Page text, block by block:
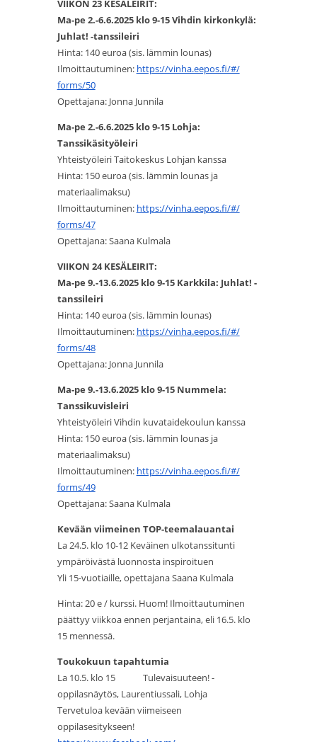
VIIKON 23 KESÄLEIRIT:
Ma-pe 2.-6.6.2025 klo 9-15 Vihdin kirkonkylä:
Juhlat! -tanssileiri
Hinta: 140 euroa (sis. lämmin lounas)
Ilmoittautuminen: https://vinha.eepos.fi/#/
forms/50
Opettajana: Jonna Junnila
Ma-pe 2.-6.6.2025 klo 9-15 Lohja:
Tanssikäsityöleiri
Yhteistyöleiri Taitokeskus Lohjan kanssa
Hinta: 150 euroa (sis. lämmin lounas ja
materiaalimaksu)
Ilmoittautuminen: https://vinha.eepos.fi/#/
forms/47
Opettajana: Saana Kulmala
VIIKON 24 KESÄLEIRIT:
Ma-pe 9.-13.6.2025 klo 9-15 Karkkila: Juhlat! -
tanssileiri
Hinta: 140 euroa (sis. lämmin lounas)
Ilmoittautuminen: https://vinha.eepos.fi/#/
forms/48
Opettajana: Jonna Junnila
Ma-pe 9.-13.6.2025 klo 9-15 Nummela:
Tanssikuvisleiri
Yhteistyöleiri Vihdin kuvataidekoulun kanssa
Hinta: 150 euroa (sis. lämmin lounas ja
materiaalimaksu)
Ilmoittautuminen: https://vinha.eepos.fi/#/
forms/49
Opettajana: Saana Kulmala
Kevään viimeinen TOP-teemalauantai
La 24.5. klo 10-12 Keväinen ulkotanssitunti
ympäröivästä luonnosta inspiroituen
Yli 15-vuotiaille, opettajana Saana Kulmala
Hinta: 20 e / kurssi. Huom! Ilmoittautuminen
päättyy viikkoa ennen perjantaina, eli 16.5. klo
15 mennessä.
Toukokuun tapahtumia
La 10.5. klo 15 Tulevaisuuteen! -
oppilasnäytös, Laurentiussali, Lohja
Tervetuloa kevään viimeiseen
oppilasesitykseen!